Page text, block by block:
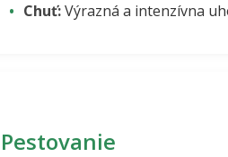
Chuť:Výrazná a intenzívna
Pestovanie